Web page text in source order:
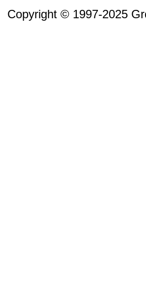
Copyright © 1997-2025